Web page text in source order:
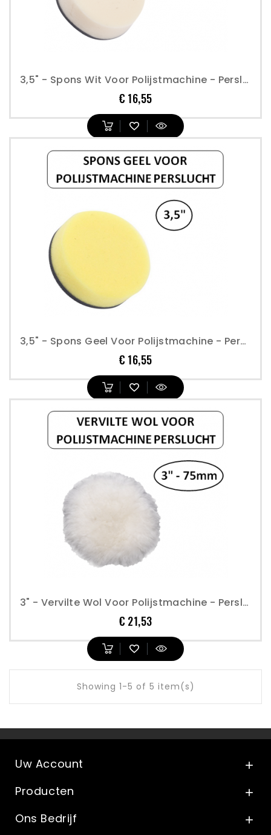
3,5" - Spons Wit Voor Polijstmachine - Perslucht
€ 16,55Prijs
3,5" - Spons Geel Voor Polijstmachine - Perslucht
€ 16,55Prijs
3" - Vervilte Wol Voor Polijstmachine - Perslucht
€ 21,53Prijs
Showing 1-5 of 5 item(s)
Uw Account 
Producten 
Ons Bedrijf 